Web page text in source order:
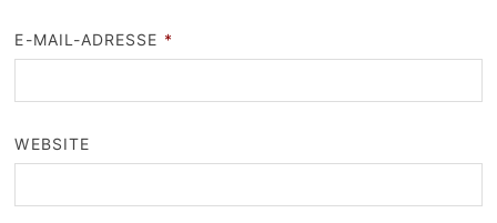
E-MAIL-ADRESSE *
WEBSITE